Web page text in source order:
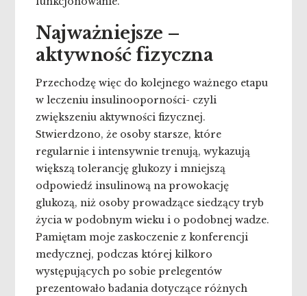
Najważniejsze –
aktywność fizyczna
Przechodzę więc do kolejnego ważnego etapu
w leczeniu insulinooporności- czyli
zwiększeniu aktywności fizycznej.
Stwierdzono, że osoby starsze, które
regularnie i intensywnie trenują, wykazują
większą tolerancję glukozy i mniejszą
odpowiedź insulinową na prowokację
glukozą, niż osoby prowadzące siedzący tryb
życia w podobnym wieku i o podobnej wadze.
Pamiętam moje zaskoczenie z konferencji
medycznej, podczas której kilkoro
występujących po sobie prelegentów
prezentowało badania dotyczące różnych